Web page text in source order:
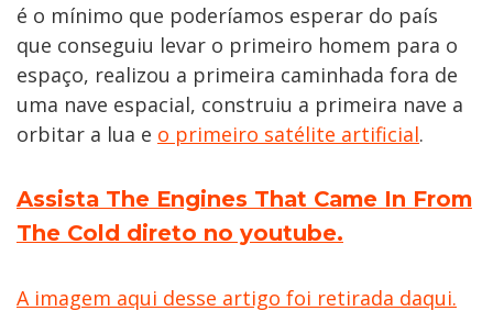
é o mínimo que poderíamos esperar do país
que conseguiu levar o primeiro homem para o
espaço, realizou a primeira caminhada fora de
uma nave espacial, construiu a primeira nave a
orbitar a lua e o primeiro satélite artificial.
Assista The Engines That Came In From
The Cold direto no youtube.
A imagem aqui desse artigo foi retirada daqui.